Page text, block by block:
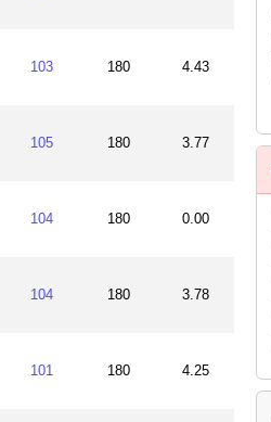
103 180 4.43
105 180 3.77
104 180 0.00
104 180 3.78
101 180 4.25